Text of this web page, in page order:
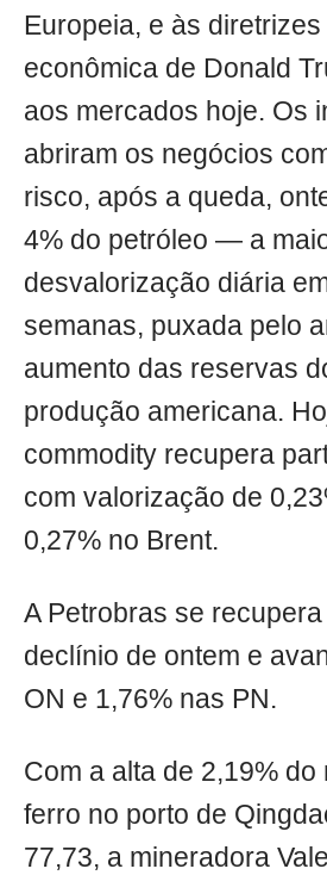
Europeia, e às
econômica de Donald
aos mercados hoje. Os
abriram os negócios
risco, após a queda,
4% do petróleo — a
desvalorização diária
semanas, puxada pelo
aumento das reservas
produção americana.
commodity recupera
com valorização de
0,27% no Brent.
A Petrobras se
declínio de ontem e
ON e 1,76% nas PN.
Com a alta de 2,19% do
ferro no porto de
77,73, a mineradora